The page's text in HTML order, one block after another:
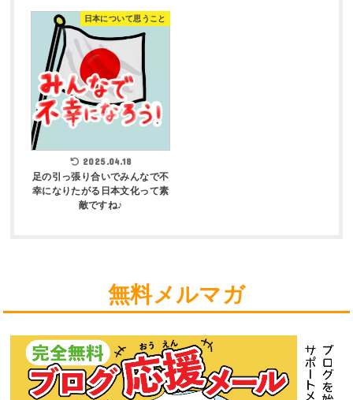
日本について思うこと
2025.04.18
足の引っ張り合いでみんなで不
幸になりたがる日本文化って素
敵ですね♪
無料メルマガ